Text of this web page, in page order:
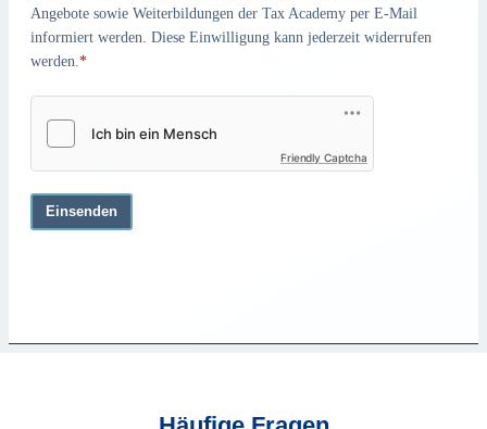
Angebote sowie Weiterbildungen der Tax Academy per E-Mail
informiert werden. Diese Einwilligung kann jederzeit widerrufen
werden.*
Friendly Captcha
Einsenden